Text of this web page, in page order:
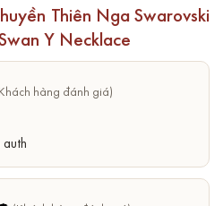
Thiên Nga Swarovski
Y Necklace